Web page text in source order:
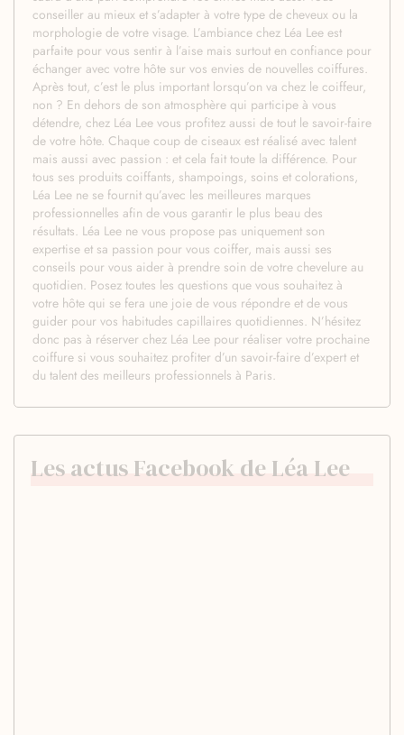
conseiller au mieux et s’adapter à votre type de cheveux ou la
morphologie de votre visage. L’ambiance chez Léa Lee est
parfaite pour vous sentir à l’aise mais surtout en confiance pour
échanger avec votre hôte sur vos envies de nouvelles coiffures.
Après tout, c’est le plus important lorsqu’on va chez le coiffeur,
non ? En dehors de son atmosphère qui participe à vous
détendre, chez Léa Lee vous profitez aussi de tout le savoir-faire
de votre hôte. Chaque coup de ciseaux est réalisé avec talent
mais aussi avec passion : et cela fait toute la différence. Pour
tous ses produits coiffants, shampoings, soins et colorations,
Léa Lee ne se fournit qu’avec les meilleures marques
professionnelles afin de vous garantir le plus beau des
résultats. Léa Lee ne vous propose pas uniquement son
expertise et sa passion pour vous coiffer, mais aussi ses
conseils pour vous aider à prendre soin de votre chevelure au
quotidien. Posez toutes les questions que vous souhaitez à
votre hôte qui se fera une joie de vous répondre et de vous
guider pour vos habitudes capillaires quotidiennes. N’hésitez
donc pas à réserver chez Léa Lee pour réaliser votre prochaine
coiffure si vous souhaitez profiter d’un savoir-faire d’expert et
du talent des meilleurs professionnels à Paris.
Les actus Facebook de Léa Lee